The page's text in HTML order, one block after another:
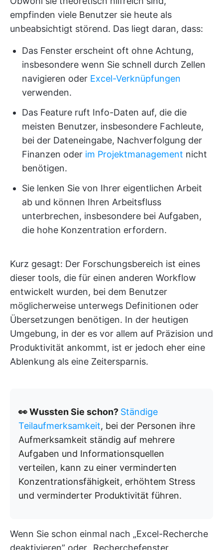
empfinden viele Benutzer sie heute als
unbeabsichtigt störend. Das liegt daran, dass:
Das Fenster erscheint oft ohne Achtung,
insbesondere wenn Sie schnell durch Zellen
navigieren oder Excel-Verknüpfungen
verwenden.
Das Feature ruft Info-Daten auf, die die
meisten Benutzer, insbesondere Fachleute,
bei der Dateneingabe, Nachverfolgung der
Finanzen oder im Projektmanagement nicht
benötigen.
Sie lenken Sie von Ihrer eigentlichen Arbeit
ab und können Ihren Arbeitsfluss
unterbrechen, insbesondere bei Aufgaben,
die hohe Konzentration erfordern.
Kurz gesagt: Der Forschungsbereich ist eines
dieser tools, die für einen anderen Workflow
entwickelt wurden, bei dem Benutzer
möglicherweise unterwegs Definitionen oder
Übersetzungen benötigen. In der heutigen
Umgebung, in der es vor allem auf Präzision und
Produktivität ankommt, ist er jedoch eher eine
Ablenkung als eine Zeitersparnis.
👀 Wussten Sie schon? Ständige
Teilaufmerksamkeit, bei der Personen ihre
Aufmerksamkeit ständig auf mehrere
Aufgaben und Informationsquellen
verteilen, kann zu einer verminderten
Konzentrationsfähigkeit, erhöhtem Stress
und verminderter Produktivität führen.
Wenn Sie schon einmal nach „Excel-Recherche
deaktivieren” oder „Recherchefenster